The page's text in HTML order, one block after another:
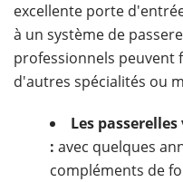
excellente porte
à un système de
professionnels peuvent
d'autres spécialités ou
Les
: avec quelques
compléments de